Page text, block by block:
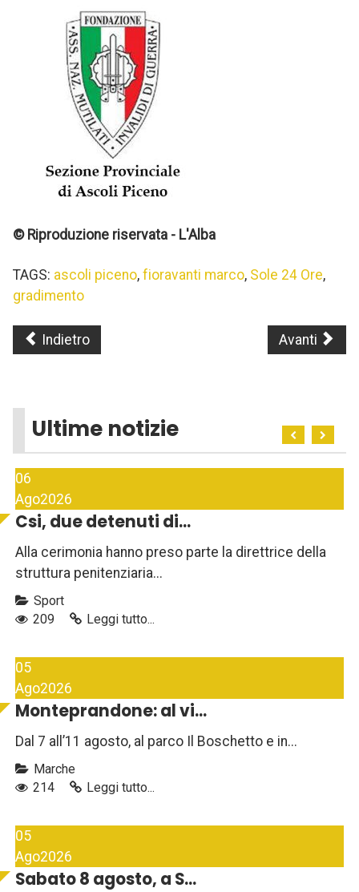
© Riproduzione riservata - L'Alba
TAGS: ascoli piceno, fioravanti marco, Sole 24 Ore,
gradimento
Indietro Avanti
Ultime notizie
06
Ago2026
Csi, due detenuti di...
Alla cerimonia hanno preso parte la direttrice della
struttura penitenziaria...
Sport
209
Leggi tutto...
05
Ago2026
Monteprandone: al vi...
Dal 7 all’11 agosto, al parco Il Boschetto e in...
Marche
214
Leggi tutto...
05
Ago2026
Sabato 8 agosto, a S...